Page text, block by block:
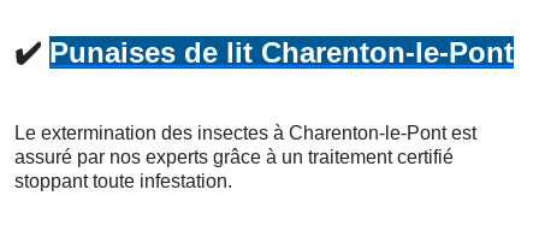
✔️ Punaises de lit Charenton-le-Pont
Le extermination des insectes à Charenton-le-Pont est
assuré par nos experts grâce à un traitement certifié
stoppant toute infestation.